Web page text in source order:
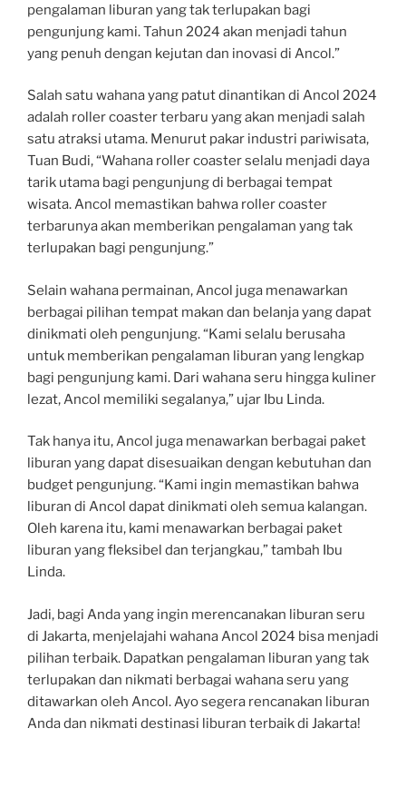
pengalaman liburan yang tak terlupakan bagi
pengunjung kami. Tahun 2024 akan menjadi tahun
yang penuh dengan kejutan dan inovasi di Ancol.”
Salah satu wahana yang patut dinantikan di Ancol 2024
adalah roller coaster terbaru yang akan menjadi salah
satu atraksi utama. Menurut pakar industri pariwisata,
Tuan Budi, “Wahana roller coaster selalu menjadi daya
tarik utama bagi pengunjung di berbagai tempat
wisata. Ancol memastikan bahwa roller coaster
terbarunya akan memberikan pengalaman yang tak
terlupakan bagi pengunjung.”
Selain wahana permainan, Ancol juga menawarkan
berbagai pilihan tempat makan dan belanja yang dapat
dinikmati oleh pengunjung. “Kami selalu berusaha
untuk memberikan pengalaman liburan yang lengkap
bagi pengunjung kami. Dari wahana seru hingga kuliner
lezat, Ancol memiliki segalanya,” ujar Ibu Linda.
Tak hanya itu, Ancol juga menawarkan berbagai paket
liburan yang dapat disesuaikan dengan kebutuhan dan
budget pengunjung. “Kami ingin memastikan bahwa
liburan di Ancol dapat dinikmati oleh semua kalangan.
Oleh karena itu, kami menawarkan berbagai paket
liburan yang fleksibel dan terjangkau,” tambah Ibu
Linda.
Jadi, bagi Anda yang ingin merencanakan liburan seru
di Jakarta, menjelajahi wahana Ancol 2024 bisa menjadi
pilihan terbaik. Dapatkan pengalaman liburan yang tak
terlupakan dan nikmati berbagai wahana seru yang
ditawarkan oleh Ancol. Ayo segera rencanakan liburan
Anda dan nikmati destinasi liburan terbaik di Jakarta!